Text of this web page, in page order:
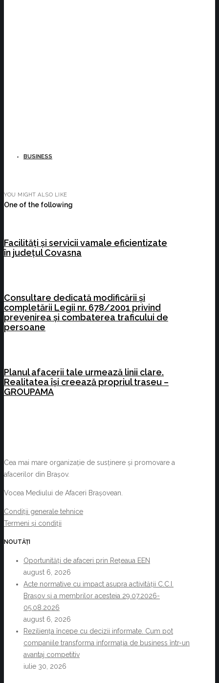
BUSINESS
YOU MIGHT ALSO LIKE
One of the following
Facilități și servicii vamale eficientizate
în județul Covasna
Consultare dedicată modificării și
completării Legii nr. 678/2001 privind
prevenirea și combaterea traficului de
persoane
Planul afacerii tale urmează linii clare.
Realitatea își creează propriul traseu –
GROUPAMA
Cea mai mare organizație de susținere și promovare a
afacerilor din Brașov.
Vocea Mediului de Afaceri Brașovean.
Condiții generale tehnice
Termeni și condiții
NOUTĂȚI
Oportunități de afaceri prin Rețeaua EEN
august 6, 2026
Acte normative cu impact asupra activității C.C.I.
Brașov și a membrilor acesteia 29.07.2026-
05.08.2026
august 6, 2026
Reziliența începe cu decizii informate. Cum pot
companiile transforma informația de business într-un
avantaj competitiv
iulie 30, 2026